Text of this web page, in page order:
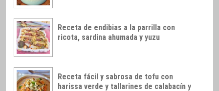
Receta de endibias a la parrilla con
ricota, sardina ahumada y yuzu
Receta fácil y sabrosa de tofu con
harissa verde y tallarines de calabacín y